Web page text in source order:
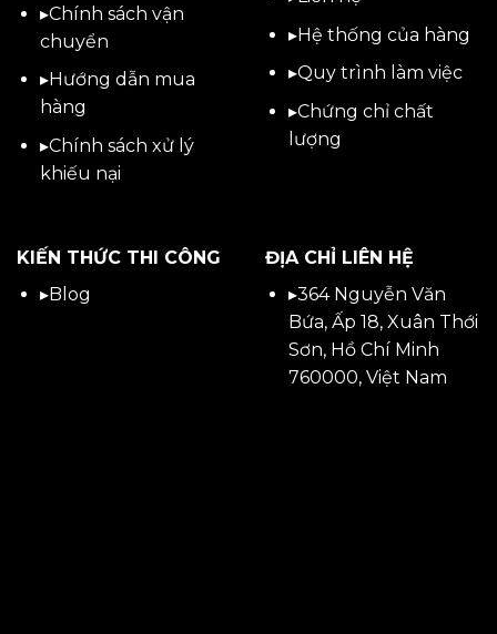
▸Chính sách vận
chuyển
▸Hướng dẫn mua
hàng
▸Chính sách xử lý
khiếu nại
▸Hệ thống của hàng
▸Quy trình làm việc
▸Chứng chỉ chất
lượng
KIẾN THỨC THI CÔNG
▸Blog
ĐỊA CHỈ LIÊN HỆ
▸364 Nguyễn Văn
Bứa, Ấp 18, Xuân Thới
Sơn, Hồ Chí Minh
760000, Việt Nam